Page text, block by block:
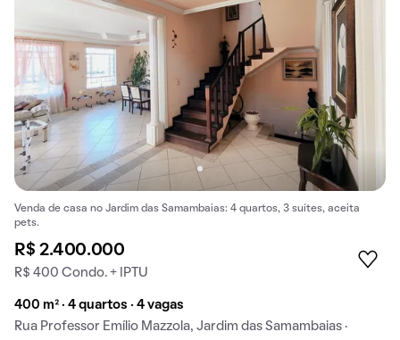
Venda de casa no Jardim das Samambaias: 4 quartos, 3 suítes, aceita
pets.
R$ 2.400.000
R$ 400 Condo. + IPTU
400 m² · 4 quartos · 4 vagas
Rua Professor Emílio Mazzola, Jardim das Samambaias ·